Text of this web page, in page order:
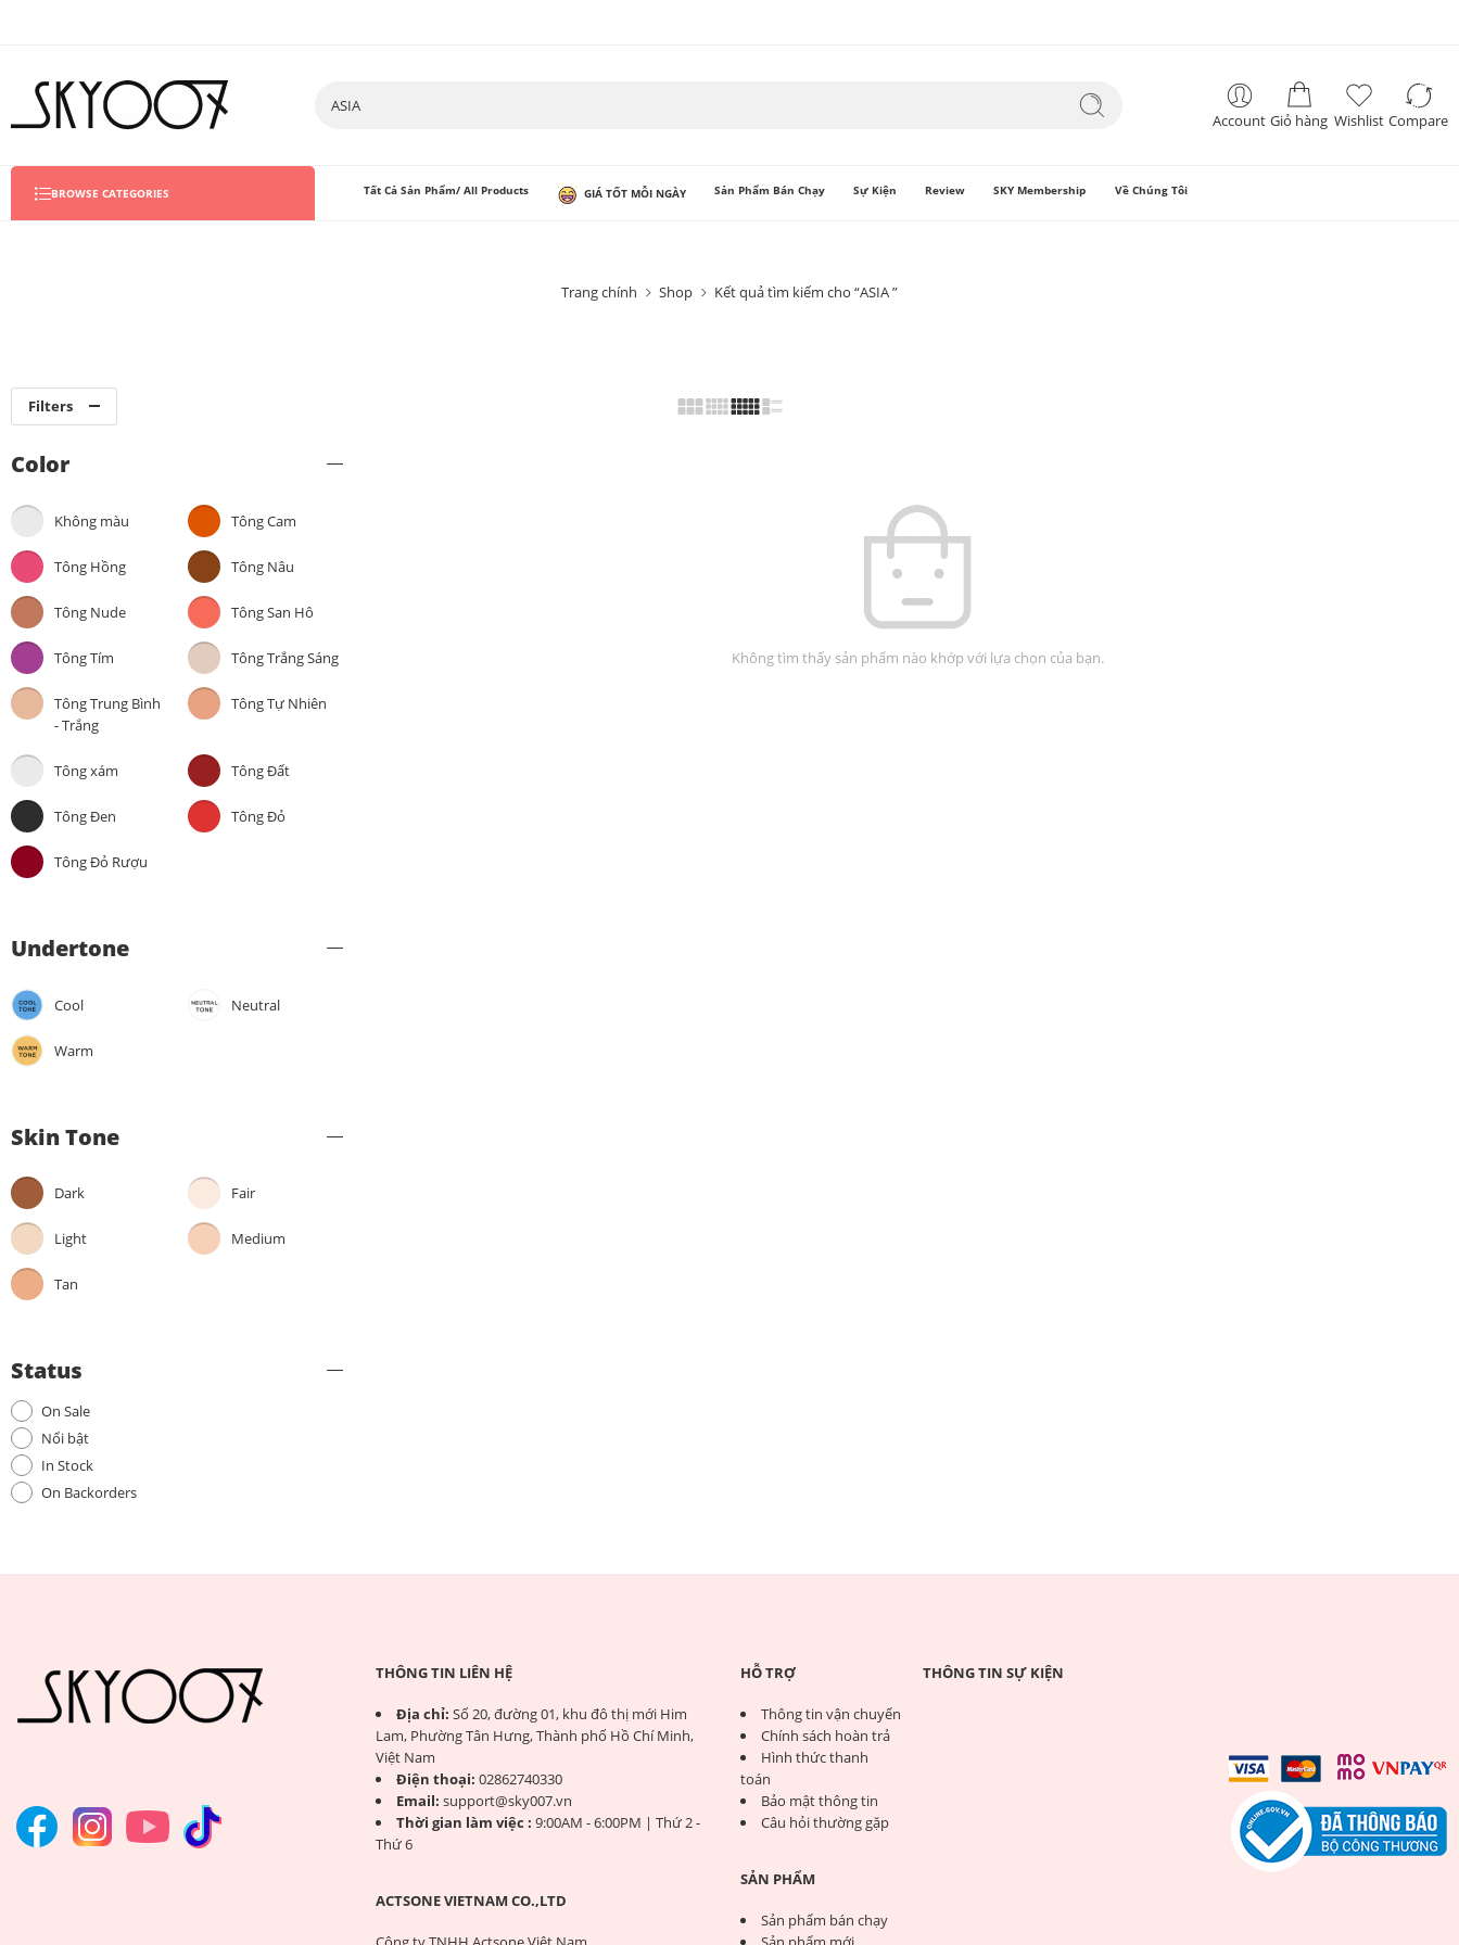
Account Giỏ hàng Wishlist Compare
BROWSE CATEGORIES Tất Cả Sản Phẩm/ All Products GIÁ TỐT MỖI NGÀY Sản Phẩm Bán Chạy Sự Kiện Review SKY Membership Về Chúng Tôi
Trang chính Shop Kết quả tìm kiếm cho “ASIA ”
Filters
Không tìm thấy sản phẩm nào khớp với lựa chọn của bạn.
Color
Không màu Tông Cam
Tông Hồng Tông Nâu
Tông Nude Tông San Hô
Tông Tím Tông Trắng Sáng
Tông Trung Bình
- Trắng
Tông Tự Nhiên
Tông xám Tông Đất
Tông Đen Tông Đỏ
Tông Đỏ Rượu
Undertone
Cool Neutral
Warm
Skin Tone
Dark Fair
Light Medium
Tan
Status
On Sale
Nổi bật
In Stock
On Backorders
THÔNG TIN LIÊN HỆ
Địa chỉ: Số 20, đường 01, khu đô thị mới Him
Lam, Phường Tân Hưng, Thành phố Hồ Chí Minh,
Việt Nam
Điện thoại: 02862740330
Email: support@sky007.vn
Thời gian làm việc : 9:00AM - 6:00PM | Thứ 2 -
Thứ 6
ACTSONE VIETNAM CO.,LTD
HỖ TRỢ
Thông tin vận chuyển
Chính sách hoàn trả
Hình thức thanh
toán
Bảo mật thông tin
Câu hỏi thường gặp
SẢN PHẨM
Sản phẩm bán chạy
THÔNG TIN SỰ KIỆN